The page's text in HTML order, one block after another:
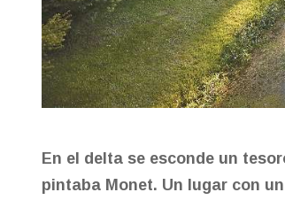
En el delta se esconde un
pintaba Monet. Un lugar con